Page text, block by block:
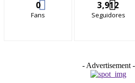
0
Fans
3,912
Seguidores
- Advertisement -